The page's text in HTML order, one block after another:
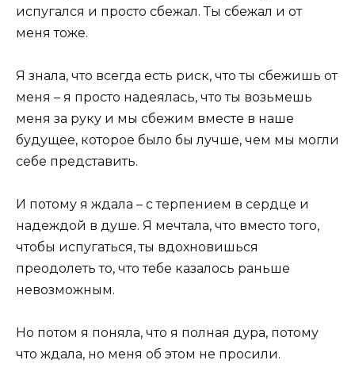
испугался и просто сбежал. Ты сбежал и от
меня тоже.
Я знала, что всегда есть риск, что ты сбежишь от
меня – я просто надеялась, что ты возьмешь
меня за руку и мы сбежим вместе в наше
будущее, которое было бы лучше, чем мы могли
себе представить.
И потому я ждала – с терпением в сердце и
надеждой в душе. Я мечтала, что вместо того,
чтобы испугаться, ты вдохновишься
преодолеть то, что тебе казалось раньше
невозможным.
Но потом я поняла, что я полная дура, потому
что ждала, но меня об этом не просили.